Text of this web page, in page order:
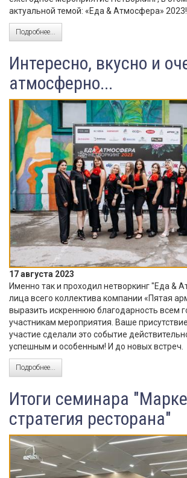
актуальной темой: «Еда & Атмосфера» 2023!
Подробнее...
Интересно, вкусно и
атмосферно...
17 августа 2023
Именно так и проходил нетворкинг "Еда &
лица всего коллектива компании «Пятая
выразить искреннюю благодарность всем
участникам мероприятия. Ваше
участие сделали это событие
успешным и особенным! И до новых встреч.
Подробнее...
Итоги семинара
стратегия ресторана"